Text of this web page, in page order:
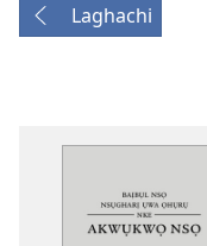
Laghachi